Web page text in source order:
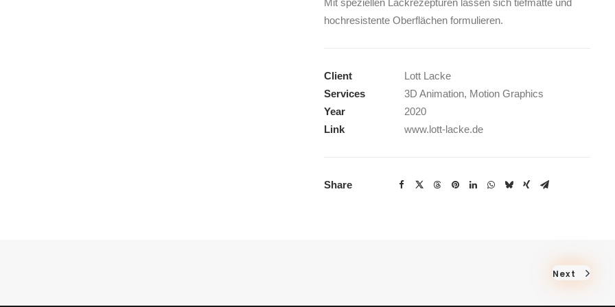
Mit speziellen Lackrezepturen lassen sich tiefmatte und
hochresistente Oberflächen formulieren.
Client
Lott Lacke
Services
3D Animation, Motion Graphics
Year
2020
Link
www.lott-lacke.de
Share
Next